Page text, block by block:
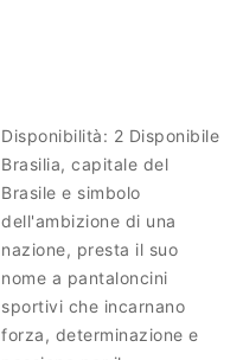
Disponibilità: 2 Disponibile
Brasilia, capitale del
Brasile e simbolo
dell'ambizione di una
nazione, presta il suo
nome a pantaloncini
sportivi che incarnano
forza, determinazione e